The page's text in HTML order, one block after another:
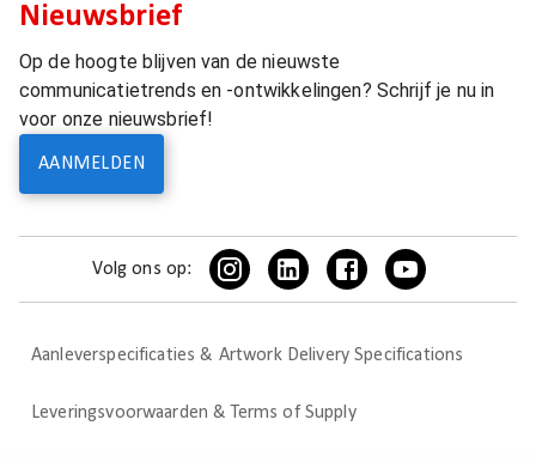
Nieuwsbrief
Op de hoogte blijven van de nieuwste
communicatietrends en -ontwikkelingen? Schrijf je nu in
voor onze nieuwsbrief!
AANMELDEN
Volg ons op:
Aanleverspecificaties & Artwork Delivery Specifications
Leveringsvoorwaarden & Terms of Supply